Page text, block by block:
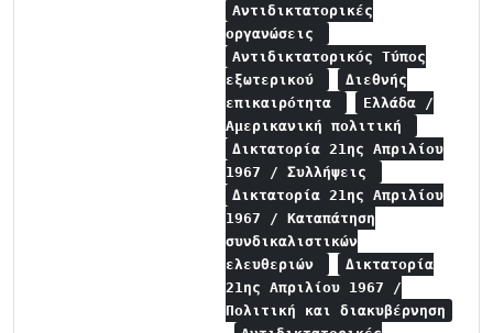
Αντιδικτατορικές
οργανώσεις
Αντιδικτατορικός Τύπος
εξωτερικού
Διεθνής
επικαιρότητα
Ελλάδα /
Αμερικανική πολιτική
Δικτατορία 21ης Απριλίου
1967 / Συλλήψεις
Δικτατορία 21ης Απριλίου
1967 / Καταπάτηση
συνδικαλιστικών
ελευθεριών
Δικτατορία
21ης Απριλίου 1967 /
Πολιτική και διακυβέρνηση